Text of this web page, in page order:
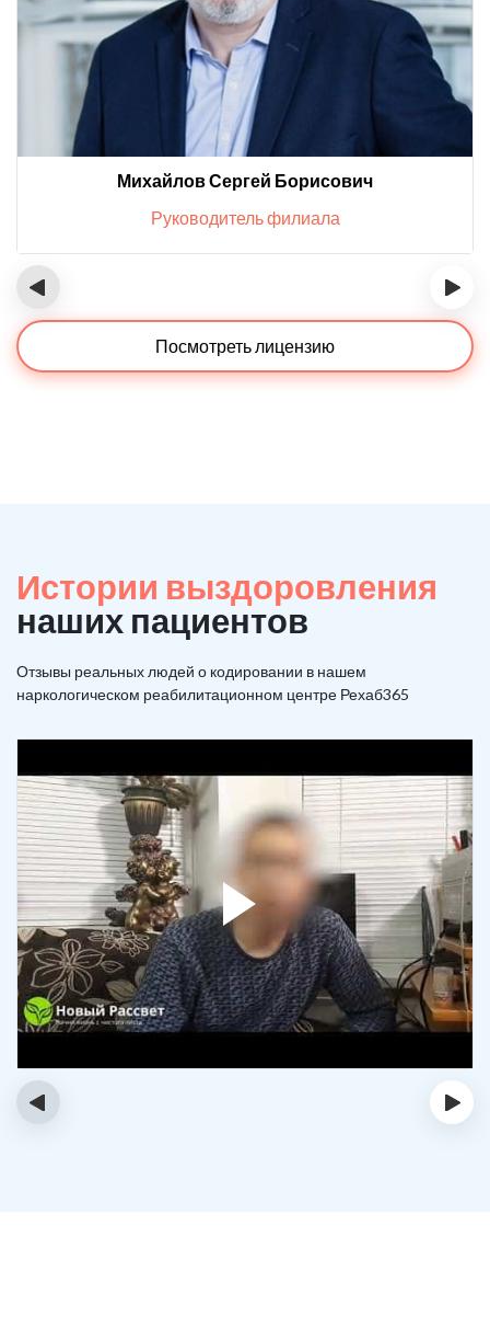
Михайлов Сергей Борисович
Руководитель филиала
‹ ›
Посмотреть лицензию
Истории выздоровления
наших пациентов
Отзывы реальных людей о кодировании в нашем
наркологическом реабилитационном центре Рехаб365
‹ ›